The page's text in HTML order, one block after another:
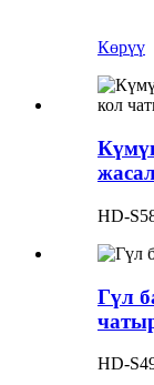
Көрүү
HD-
Гүл
HD-